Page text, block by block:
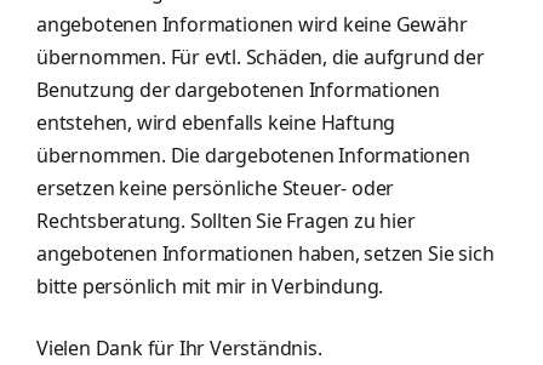
angebotenen Informationen wird keine Gewähr
übernommen. Für evtl. Schäden, die aufgrund der
Benutzung der dargebotenen Informationen
entstehen, wird ebenfalls keine Haftung
übernommen. Die dargebotenen Informationen
ersetzen keine persönliche Steuer- oder
Rechtsberatung. Sollten Sie Fragen zu hier
angebotenen Informationen haben, setzen Sie sich
bitte persönlich mit mir in Verbindung.
Vielen Dank für Ihr Verständnis.